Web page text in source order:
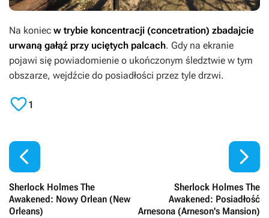
Na koniec w trybie koncentracji (concetration) zbadajcie
urwaną gałąź przy uciętych palcach. Gdy na ekranie
pojawi się powiadomienie o ukończonym śledztwie w tym
obszarze, wejdźcie do posiadłości przez tyle drzwi.
1

Sherlock Holmes The
Awakened: Nowy Orlean (New
Orleans)
Sherlock Holmes The
Awakened: Posiadłość
Arnesona (Arneson's Mansion)
